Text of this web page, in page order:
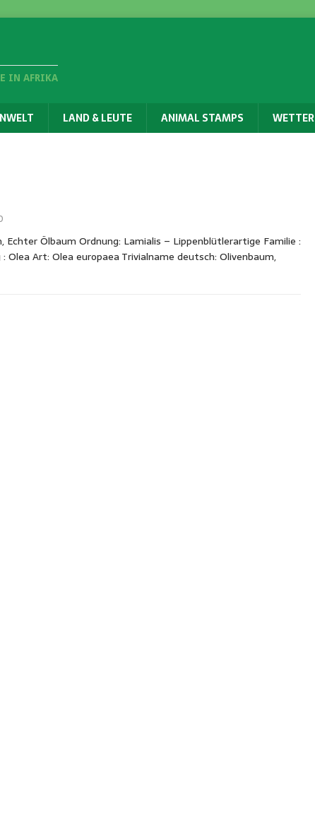
IN AFRIKA
LAND & LEUTE ANIMAL STAMPS WETTER
Ölbaum Ordnung: Lamialis – Lippenblütlerartige Familie :
Olea Art: Olea europaea Trivialname deutsch: Olivenbaum,